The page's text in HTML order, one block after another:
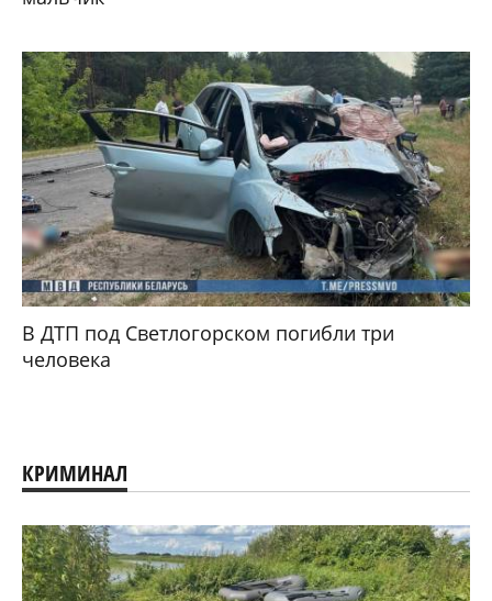
В ДТП под Светлогорском погибли три
человека
КРИМИНАЛ